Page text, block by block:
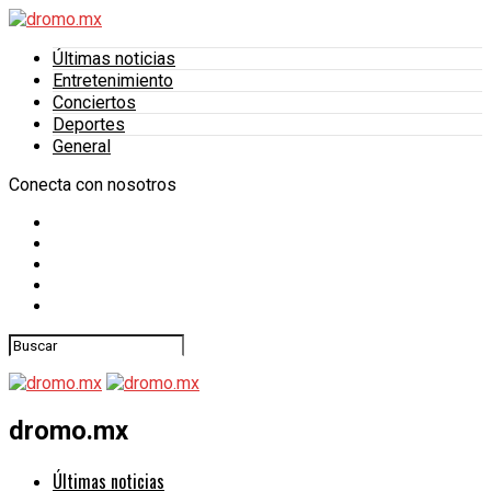
Últimas noticias
Entretenimiento
Conciertos
Deportes
General
Conecta con nosotros
dromo.mx
Últimas noticias